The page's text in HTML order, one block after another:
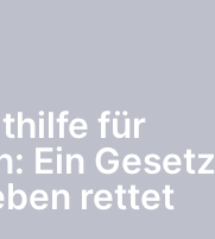
für
Ein Gesetz
rettet